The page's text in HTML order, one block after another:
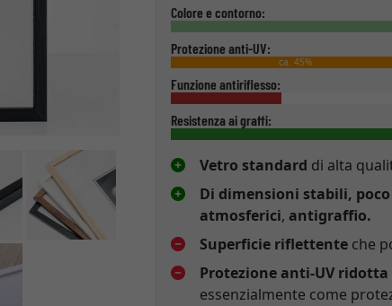
Colore e contorno:
Protezione anti-UV:
ca. 45%
Funzione antiriflesso:
Resistenza ai graffi:
Vetro standard di alta
Di dimensioni stabili,
atmosferici, antigraffio.
Superficie riflettente che
Protezione anti-UV ridotta
essenzialmente come